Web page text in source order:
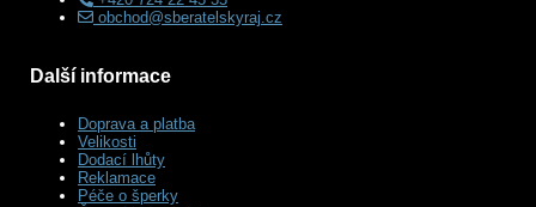
obchod@sberatelskyraj.cz
Další informace
Doprava a platba
Velikosti
Dodací lhůty
Reklamace
Péče o šperky